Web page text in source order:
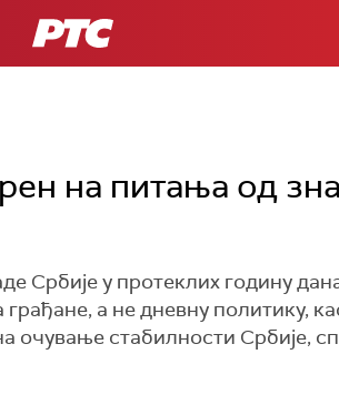
РТС
на питања од
Србије у протеклих годину
а не дневну политику,
очување стабилности Србије,